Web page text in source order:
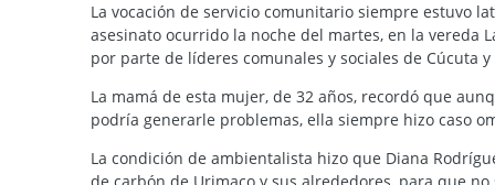
La vocación de servicio comunitario siempre estuvo
asesinato ocurrido la noche del martes, en la vereda
por parte de líderes comunales y sociales de Cúcuta
La mamá de esta mujer, de 32 años, recordó que
podría generarle problemas, ella siempre hizo caso
La condición de ambientalista hizo que Diana